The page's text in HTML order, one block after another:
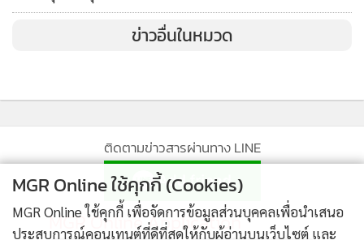
ข่าวอื่นในหมวด
ติดตามข่าวสารผ่านทาง LINE
MGR Online Application
MGR Online ใช้คุกกี้ (Cookies)
MGR Online ใช้คุกกี้ เพื่อจัดการข้อมูลส่วนบุคคลเพื่อนำเสนอ
ประสบการณ์คอนเทนต์ที่ดีที่สุดให้กับผู้อ่านบนเว็บไซต์ และ